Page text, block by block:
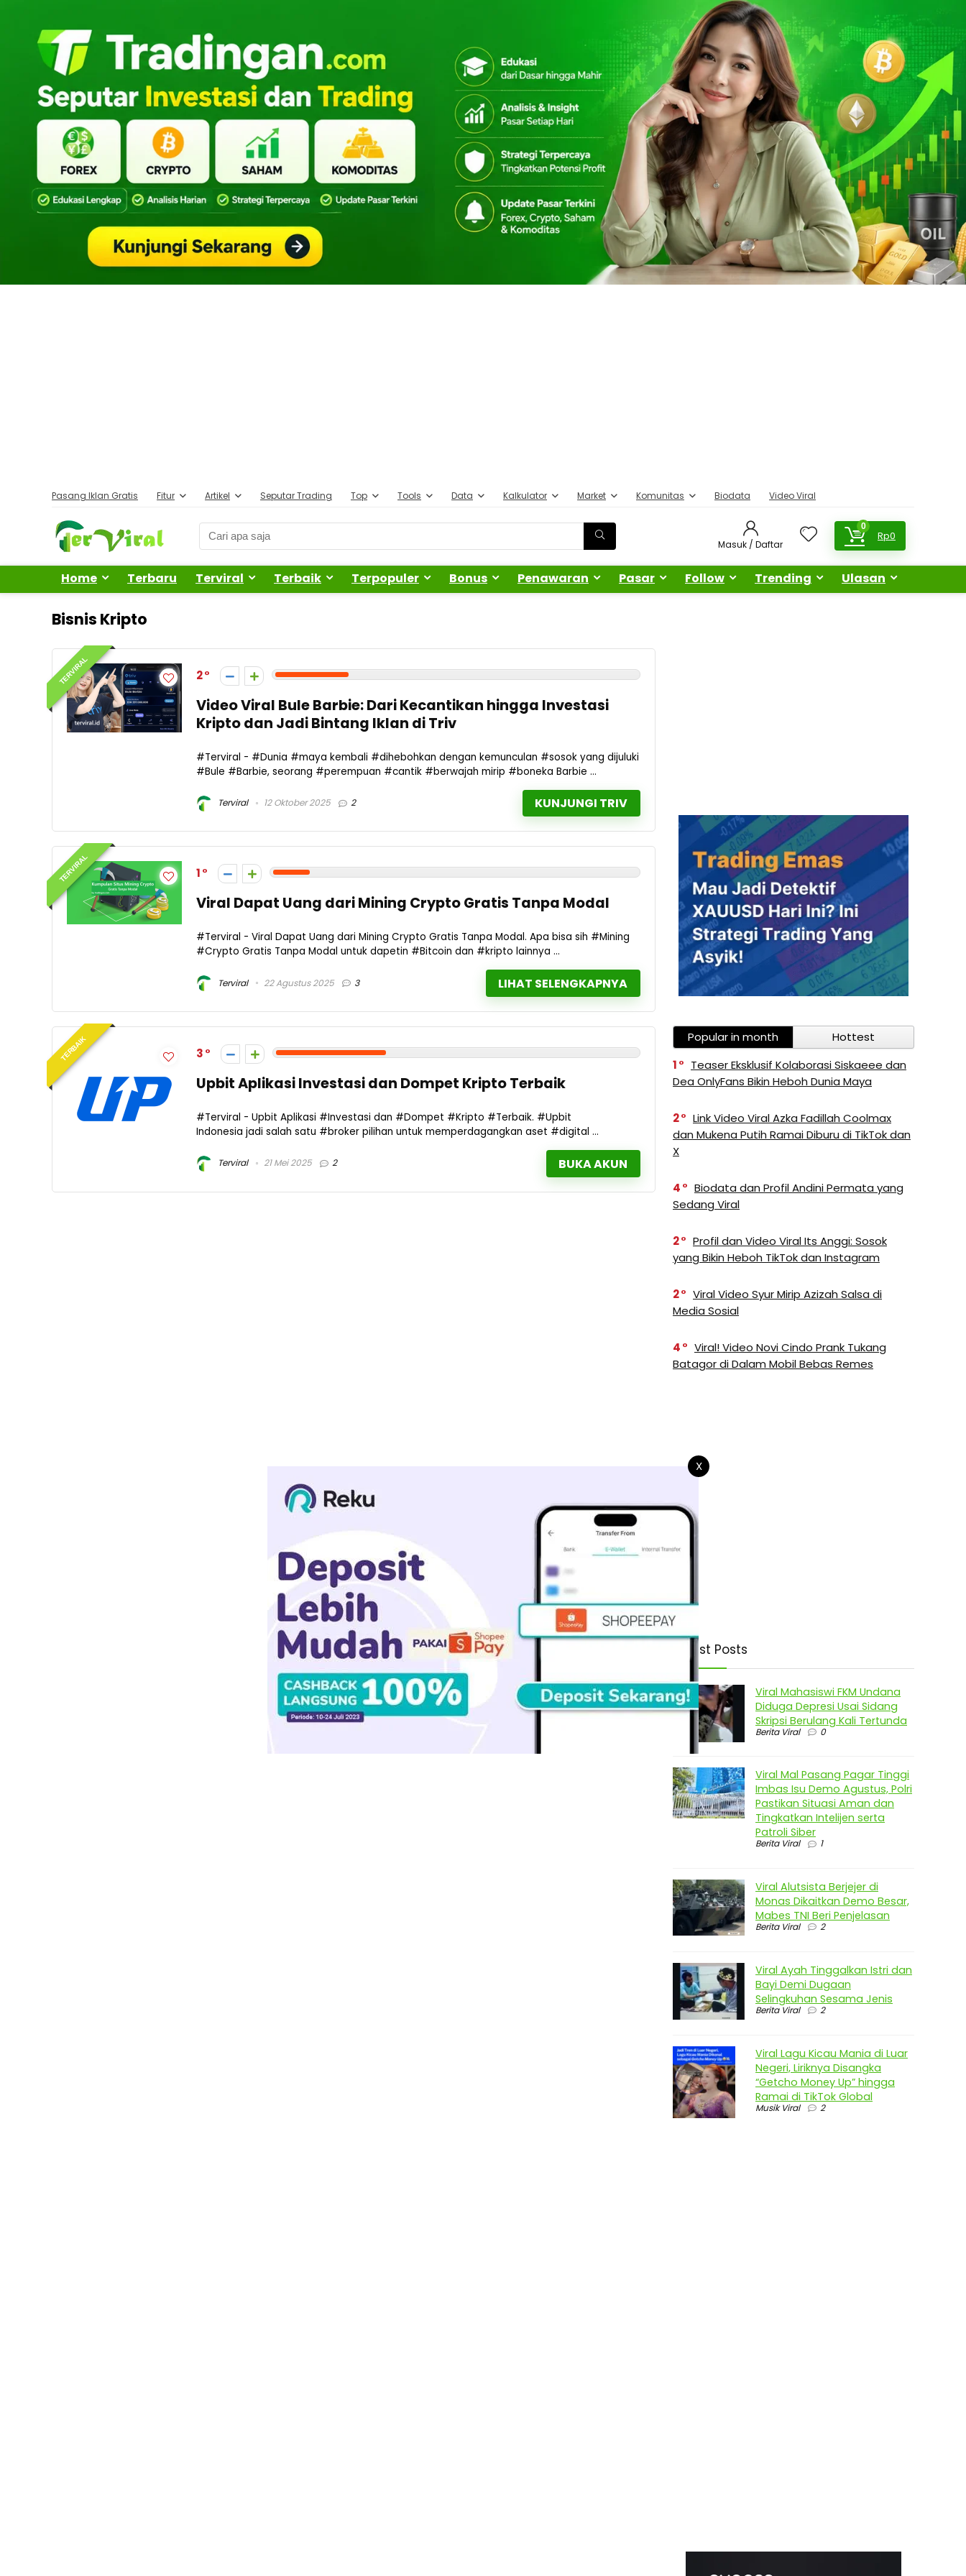
Pasang Iklan Gratis Fitur Artikel Seputar Trading Top Tools Data Kalkulator Market Komunitas Biodata Video Viral
Masuk / Daftar
0
Rp0
Home Terbaru Terviral Terbaik Terpopuler Bonus Penawaran Pasar Follow Trending Ulasan
Bisnis Kripto
TERVIRAL 2
Video Viral Bule Barbie: Dari Kecantikan hingga Investasi
Kripto dan Jadi Bintang Iklan di Triv
#Terviral - #Dunia #maya kembali #dihebohkan dengan kemunculan #sosok yang dijuluki
#Bule #Barbie, seorang #perempuan #cantik #berwajah mirip #boneka Barbie ...
Terviral 12 Oktober 2025 2 KUNJUNGI TRIV
TERVIRAL 1
Viral Dapat Uang dari Mining Crypto Gratis Tanpa Modal
#Terviral - Viral Dapat Uang dari Mining Crypto Gratis Tanpa Modal. Apa bisa sih #Mining
#Crypto Gratis Tanpa Modal untuk dapetin #Bitcoin dan #kripto lainnya ...
Terviral 22 Agustus 2025 3 LIHAT SELENGKAPNYA
TERBAIK 3
Upbit Aplikasi Investasi dan Dompet Kripto Terbaik
#Terviral - Upbit Aplikasi #Investasi dan #Dompet #Kripto #Terbaik. #Upbit
Indonesia jadi salah satu #broker pilihan untuk memperdagangkan aset #digital ...
Terviral 21 Mei 2025 2 BUKA AKUN
Popular in month
Hottest
1
Teaser Eksklusif Kolaborasi Siskaeee dan
Dea OnlyFans Bikin Heboh Dunia Maya
2
Link Video Viral Azka Fadillah Coolmax
dan Mukena Putih Ramai Diburu di TikTok dan
X
4
Biodata dan Profil Andini Permata yang
Sedang Viral
2
Profil dan Video Viral Its Anggi: Sosok
yang Bikin Heboh TikTok dan Instagram
2
Viral Video Syur Mirip Azizah Salsa di
Media Sosial
4
Viral! Video Novi Cindo Prank Tukang
Batagor di Dalam Mobil Bebas Remes
Latest Posts
Viral Mahasiswi FKM Undana
Diduga Depresi Usai Sidang
Skripsi Berulang Kali Tertunda
Berita Viral 0
Viral Mal Pasang Pagar Tinggi
Imbas Isu Demo Agustus, Polri
Pastikan Situasi Aman dan
Tingkatkan Intelijen serta
Patroli Siber
Berita Viral 1
Viral Alutsista Berjejer di
Monas Dikaitkan Demo Besar,
Mabes TNI Beri Penjelasan
Berita Viral 2
Viral Ayah Tinggalkan Istri dan
Bayi Demi Dugaan
Selingkuhan Sesama Jenis
Berita Viral 2
Viral Lagu Kicau Mania di Luar
Negeri, Liriknya Disangka
“Getcho Money Up” hingga
Ramai di TikTok Global
Musik Viral 2
X